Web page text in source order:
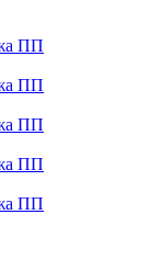
ПП
ПП
ПП
ПП
ПП